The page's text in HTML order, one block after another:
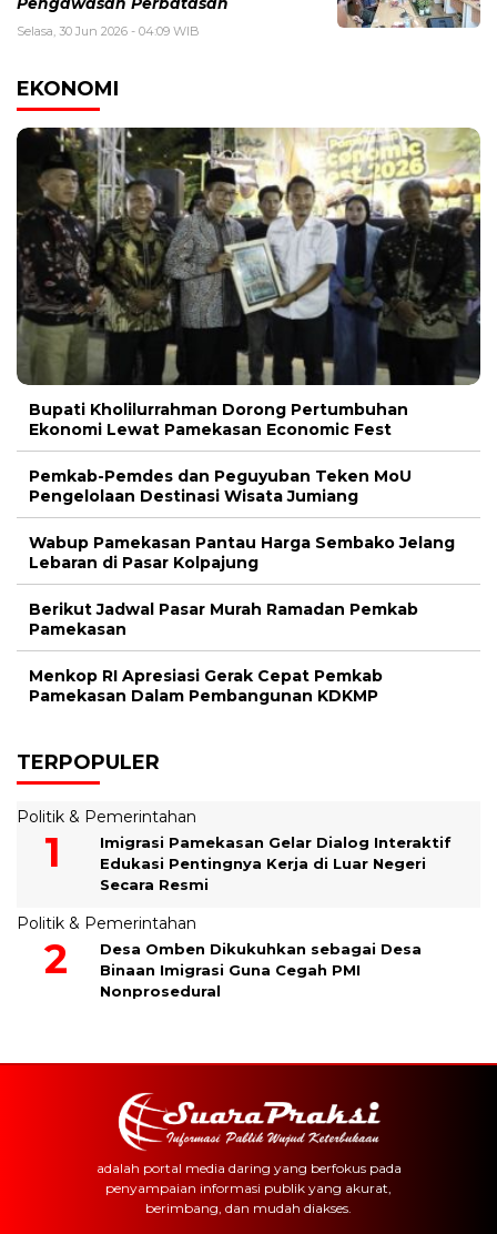
Selasa, 30 Jun 2026 - 04:09 WIB
EKONOMI
Bupati Kholilurrahman Dorong Pertumbuhan
Ekonomi Lewat Pamekasan Economic Fest
Pemkab-Pemdes dan Peguyuban Teken MoU
Pengelolaan Destinasi Wisata Jumiang
Wabup Pamekasan Pantau Harga Sembako Jelang
Lebaran di Pasar Kolpajung
Berikut Jadwal Pasar Murah Ramadan Pemkab
Pamekasan
Menkop RI Apresiasi Gerak Cepat Pemkab
Pamekasan Dalam Pembangunan KDKMP
TERPOPULER
Politik & Pemerintahan
Imigrasi Pamekasan Gelar Dialog Interaktif
Edukasi Pentingnya Kerja di Luar Negeri
Secara Resmi
Politik & Pemerintahan
Desa Omben Dikukuhkan sebagai Desa
Binaan Imigrasi Guna Cegah PMI
Nonprosedural
adalah portal media daring yang berfokus pada
penyampaian informasi publik yang akurat,
berimbang, dan mudah diakses.